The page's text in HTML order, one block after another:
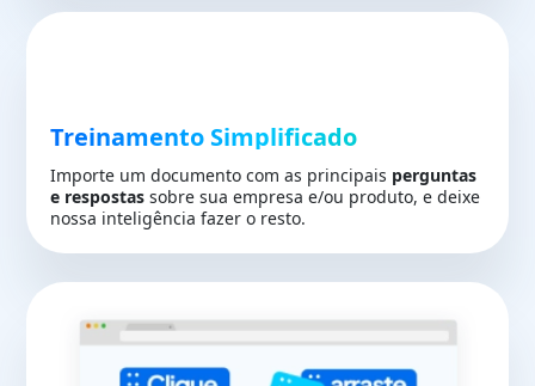
Treinamento Simplificado
Importe um documento com as principais perguntas
e respostas sobre sua empresa e/ou produto, e deixe
nossa inteligência fazer o resto.